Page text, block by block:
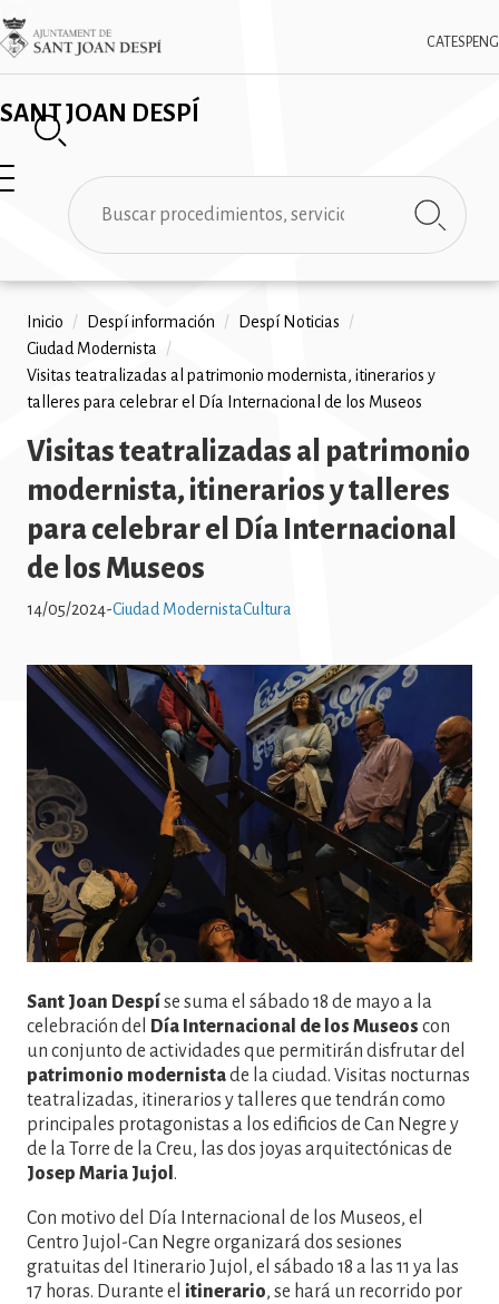
Pasar
al
contenido
SANT JOAN DESPÍ
CAT ESPENG
Imatge
✕
Buscar
Ruta
de
navegación
Inicio / Despí información / Despí Noticias
/
Ciudad Modernista
/
Visitas teatralizadas al patrimonio modernista, itinerarios y
talleres para celebrar el Día Internacional de los Museos
Visitas teatralizadas al patrimonio
modernista, itinerarios y talleres
para celebrar el Día Internacional
de los Museos
14/05/2024-Ciudad ModernistaCultura
Imatge
Sant Joan Despíse suma el sábado 18 de mayo a la
celebración del
Día Internacional de los Museos con
un conjunto de actividades que permitirán disfrutar del
patrimonio modernistade la ciudad. Visitas nocturnas
teatralizadas, itinerarios y talleres que tendrán como
principales protagonistas a los edificios de Can Negre y
de la Torre de la Creu, las dos joyas arquitectónicas de
Josep Maria Jujol .
Con motivo del Día Internacional de los Museos, el
Centro Jujol-Can Negre organizará dos sesiones
gratuitas del Itinerario Jujol, el sábado 18 a las 11 ya las
17 horas. Durante el itinerario, se hará un recorrido por